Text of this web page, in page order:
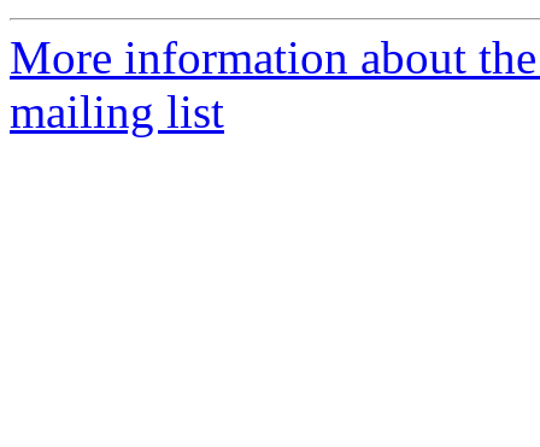
More information about
mailing list